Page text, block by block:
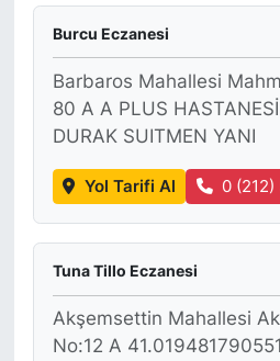
Burcu Eczanesi
Barbaros Mahallesi
80 A A PLUS
DURAK SUITMEN YANI
Yol Tarifi Al 0
Tuna Tillo Eczanesi
Akşemsettin Mahallesi
No:12 A